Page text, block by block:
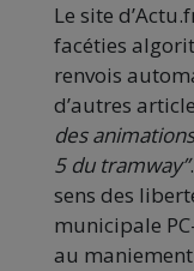
Le site
facéties
renvois
d’autres
des
5 du tramway”
sens des
municipale
au